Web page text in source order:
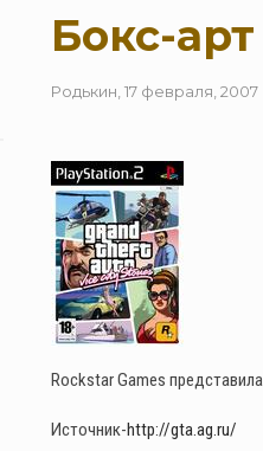
Бокс-
Родькин,17 февраля, 2007
Rockstar Games
Источник-http://gta.ag.ru/